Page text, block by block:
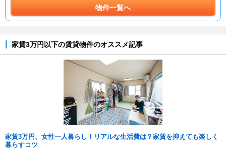
物件一覧へ
家賃3万円以下の賃貸物件のオススメ記事
家賃3万円、女性一人暮らし！リアルな生活費は？家賃を抑えても楽しく
暮らすコツ